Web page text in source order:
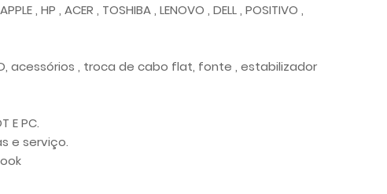
, HP , ACER , TOSHIBA , LENOVO , DELL , POSITIVO ,
acessórios , troca de cabo flat, fonte , estabilizador
E PC.
e serviço.